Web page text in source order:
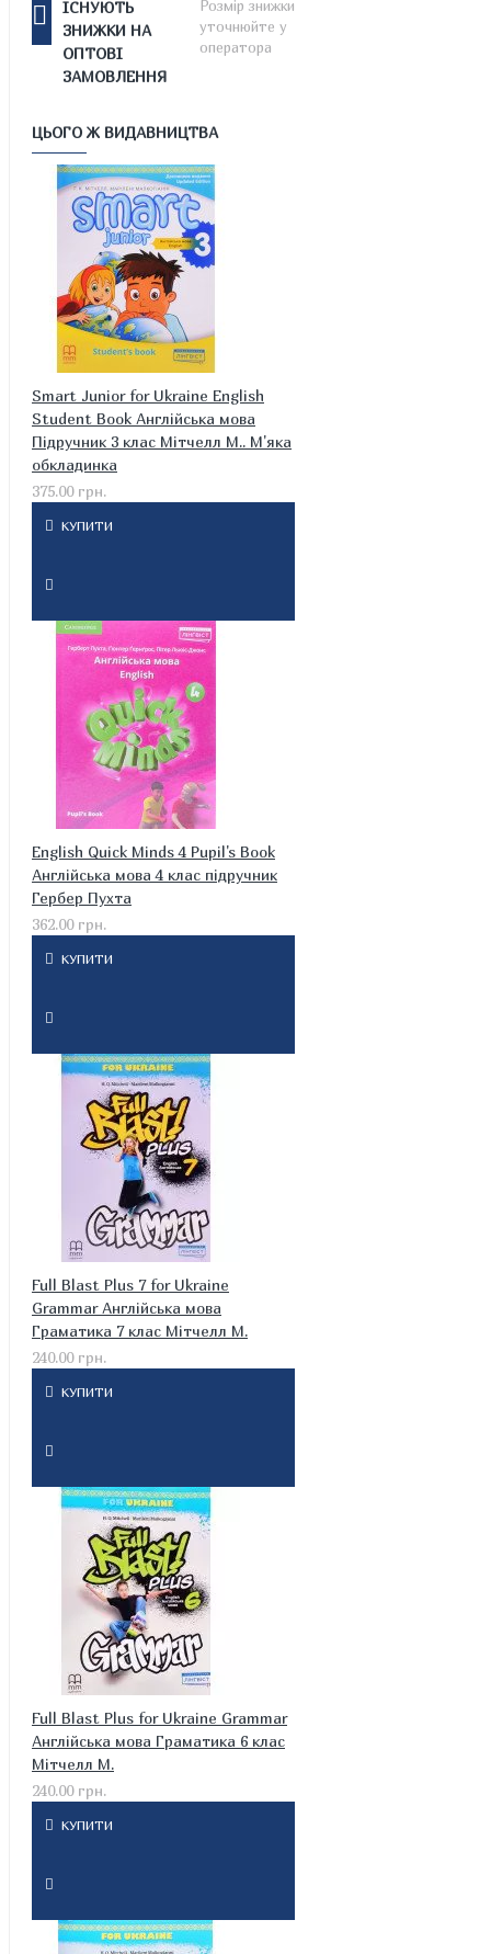
ІСНУЮТЬ
ЗНИЖКИ НА
ОПТОВІ
ЗАМОВЛЕННЯ
Розмір знижки
уточнюйте у
оператора
ЦЬОГО Ж ВИДАВНИЦТВА
Smart Junior for Ukraine English
Student Book Англійська мова
Підручник 3 клас Мітчелл М.. М'яка
обкладинка
375.00 грн.
КУПИТИ
English Quick Minds 4 Pupil's Book
Англійська мова 4 клас підручник
Гербер Пухта
362.00 грн.
КУПИТИ
Full Blast Plus 7 for Ukraine
Grammar Англійська мова
Граматика 7 клас Мітчелл М.
240.00 грн.
КУПИТИ
Full Blast Plus for Ukraine Grammar
Англійська мова Граматика 6 клас
Мітчелл М.
240.00 грн.
КУПИТИ